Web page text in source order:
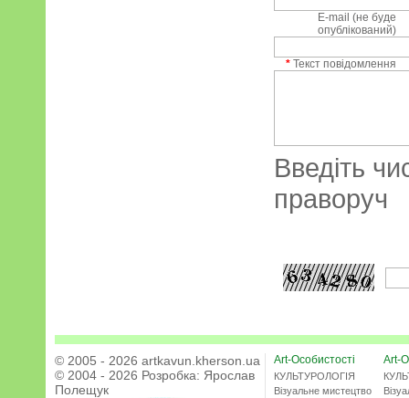
E-mail (не буде
опублікований)
* Текст повідомлення
Введіть
праворуч
© 2005 - 2026 artkavun.kherson.ua
© 2004 - 2026 Розробка: Ярослав
Полещук
Art-Особистості
КУЛЬТУРОЛОГІЯ
Візуальне мистецтво
Art-